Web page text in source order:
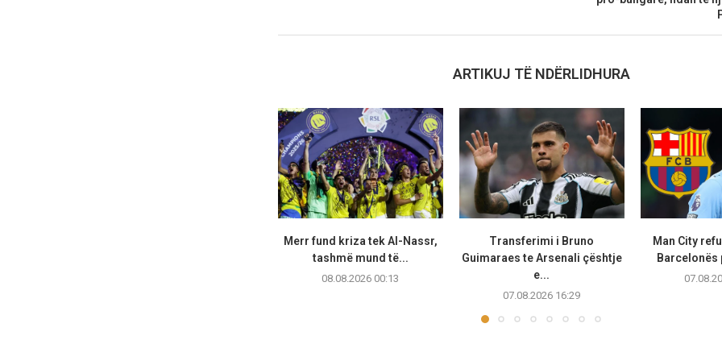
ARTIKUJ TË NDËRLIDHURA
Merr fund kriza tek Al-Nassr,
tashmë mund të...
08.08.2026 00:13
Transferimi i Bruno
Guimaraes te Arsenali çështje
e...
07.08.2026 16:29
Man City
Barcelonës